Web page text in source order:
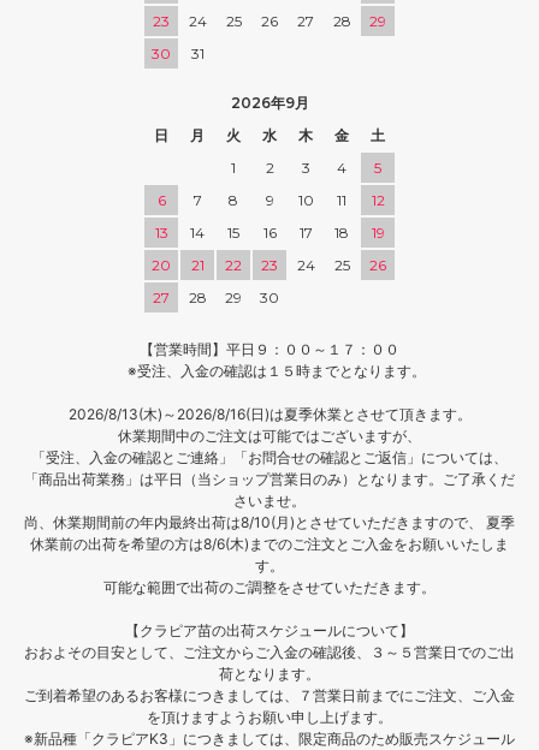
23
24 25 26 27 28
29
30
31
2026年9月
日
月 火 水 木 金
土
1
2 3 4
5
6
7 8 9 10 11
12
13
14 15 16 17 18
19
20
21 22 23 24 25
26
27
28 29 30
【営業時間】平日９：００～１７：００
※受注、入金の確認は１５時までとなります。
2026/8/13(木)～2026/8/16(日)は夏季休業とさせて頂きます。
休業期間中のご注文は可能ではございますが、
「受注、入金の確認とご連絡」「お問合せの確認とご返信」については、
「商品出荷業務」は平日（当ショップ営業日のみ）となります。ご了承くだ
さいませ。
尚、休業期間前の年内最終出荷は8/10(月)とさせていただきますので、 夏季
休業前の出荷を希望の方は8/6(木)までのご注文とご入金をお願いいたしま
す。
可能な範囲で出荷のご調整をさせていただきます。
【クラピア苗の出荷スケジュールについて】
おおよその目安として、ご注文からご入金の確認後、３～５営業日でのご出
荷となります。
ご到着希望のあるお客様につきましては、７営業日前までにご注文、ご入金
を頂けますようお願い申し上げます。
※新品種「クラピアK3」につきましては、限定商品のため販売スケジュール